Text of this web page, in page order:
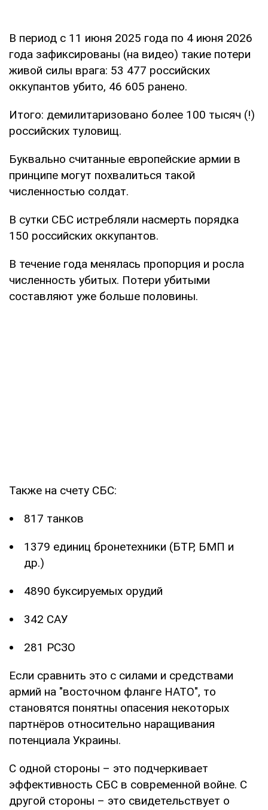
В период с 11 июня 2025 года по 4 июня 2026
года зафиксированы (на видео) такие потери
живой силы врага: 53 477 российских
оккупантов убито, 46 605 ранено.
Итого: демилитаризовано более 100 тысяч (!)
российских туловищ.
Буквально считанные европейские армии в
принципе могут похвалиться такой
численностью солдат.
В сутки СБС истребляли насмерть порядка
150 российских оккупантов.
В течение года менялась пропорция и росла
численность убитых. Потери убитыми
составляют уже больше половины.
Также на счету СБС:
817 танков
1379 единиц бронетехники (БТР, БМП и
др.)
4890 буксируемых орудий
342 САУ
281 РСЗО
Если сравнить это с силами и средствами
армий на "восточном фланге НАТО", то
становятся понятны опасения некоторых
партнёров относительно наращивания
потенциала Украины.
С одной стороны – это подчеркивает
эффективность СБС в современной войне. С
другой стороны – это свидетельствует о